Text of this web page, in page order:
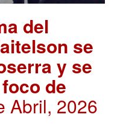
del
se
y se
de
Abril, 2026